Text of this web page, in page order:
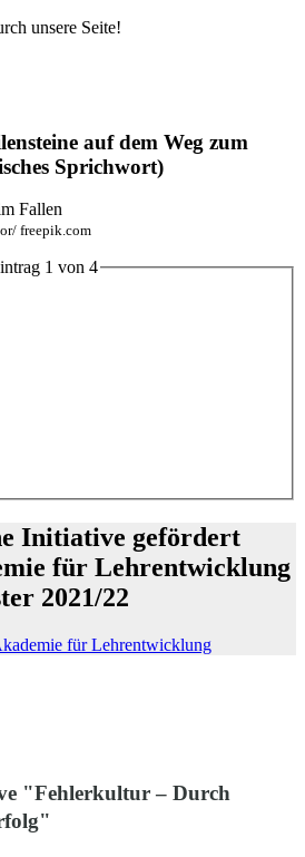
unsere Seite!
auf dem Weg zum
Sprichwort)
freepik.com
1 von 4
Initiative gefördert
für Lehrentwicklung
2021/22
"Fehlerkultur – Durch